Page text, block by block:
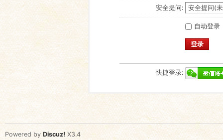
安全提问:
自动登录
登录
快捷登录:
Powered by Discuz! X3.4